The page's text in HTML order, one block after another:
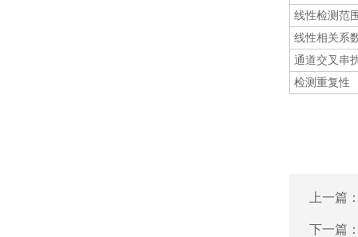
线性检测范
线性相关系
通道交叉串
检测重复性
上一篇
下一篇